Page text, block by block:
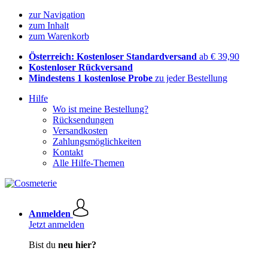
zur Navigation
zum Inhalt
zum Warenkorb
Österreich: Kostenloser Standardversand ab € 39,90
Kostenloser Rückversand
Mindestens 1 kostenlose Probe zu jeder Bestellung
Hilfe
Wo ist meine Bestellung?
Rücksendungen
Versandkosten
Zahlungsmöglichkeiten
Kontakt
Alle Hilfe-Themen
Anmelden
Jetzt anmelden
Bist du neu hier?